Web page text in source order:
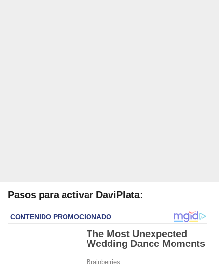
Pasos para activar DaviPlata: